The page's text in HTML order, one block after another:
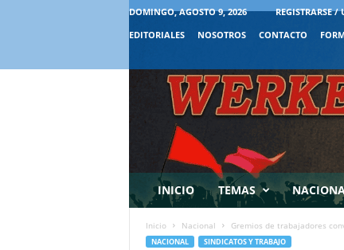
DOMINGO, AGOSTO 9, 2026
REGISTRARSE /
EDITORIALES
NOSOTROS CONTACTO
INICIO TEMAS
Inicio Nacional Gremios de trabajadores
NACIONAL SINDICATOS Y TRABAJO